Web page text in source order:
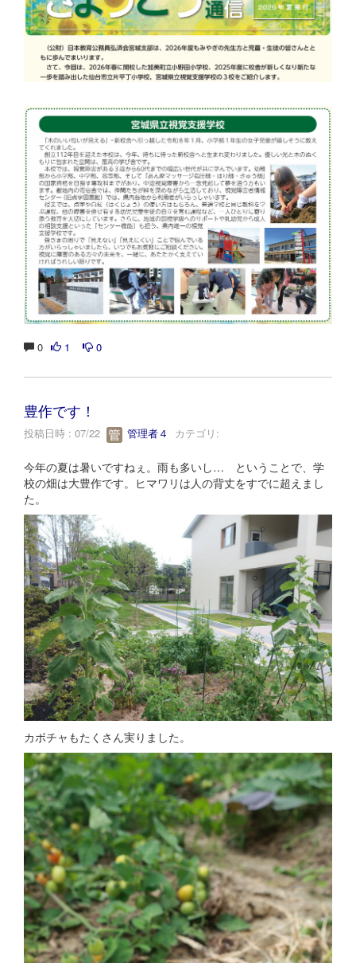
0 1 0
豊作です！
投稿日時 : 07/22 管理者４ カテゴリ:
今年の夏は暑いですねぇ。雨も多いし… ということで、学
校の畑は大豊作です。ヒマワリは人の背丈をすでに超えまし
た。
カボチャもたくさん実りました。